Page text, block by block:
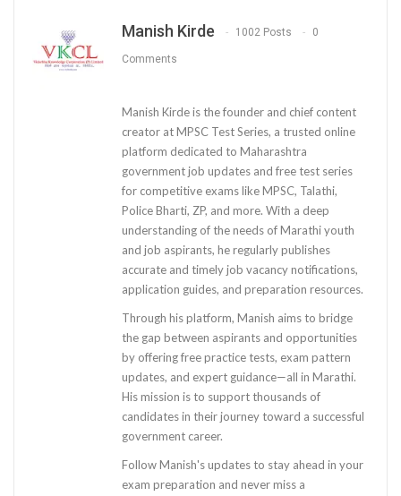
Manish Kirde 1002 Posts 0
Comments
Manish Kirde is the founder and chief content
creator at MPSC Test Series, a trusted online
platform dedicated to Maharashtra
government job updates and free test series
for competitive exams like MPSC, Talathi,
Police Bharti, ZP, and more. With a deep
understanding of the needs of Marathi youth
and job aspirants, he regularly publishes
accurate and timely job vacancy notifications,
application guides, and preparation resources.
Through his platform, Manish aims to bridge
the gap between aspirants and opportunities
by offering free practice tests, exam pattern
updates, and expert guidance—all in Marathi.
His mission is to support thousands of
candidates in their journey toward a successful
government career.
Follow Manish's updates to stay ahead in your
exam preparation and never miss a